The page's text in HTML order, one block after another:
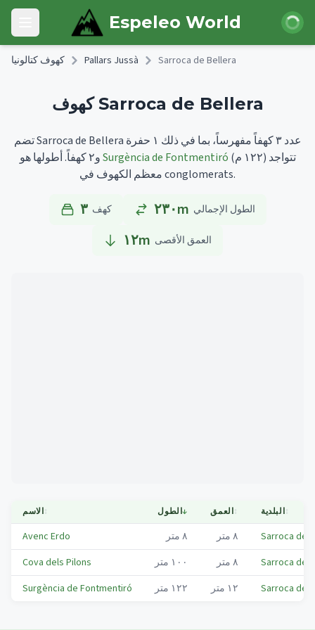
Skip to main content
Open main menu Espeleo World الدخول
كهوف كتالونيا Pallars Jussà Sarroca de Bellera
كهوف Sarroca de Bellera
تضم Sarroca de Bellera عدد ٣ كهفاً مفهرساً، بما في ذلك ١ حفرة
و٢ كهفاً.Surgència de Fontmentiró (١٢٢ م) تتواجد
معظم الكهوف في conglomerats.
٣ كهف ٢٣٠m الطول الإجمالي
١٢m العمق الأقصى
الاسم↕ الطول↓ العمق↕ البلدية↕
Avenc Erdo ٨ متر ٨ متر
Sarroca de
Cova dels Pilons
١٠٠ متر ٨ متر
Sarroca de
Surgència de Fontmentiró
١٢٢ متر ١٢ متر Sarroca de